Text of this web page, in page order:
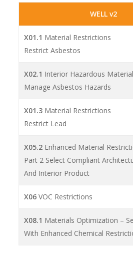
WELL v2
X01.1 Material Restrictions
Restrict Asbestos
X02.1 Interior Hazardous
Manage Asbestos Hazards
X01.3Material Restrictions
Restrict Lead
X05.2Enhanced Material
Part 2 Select Compliant
And Interior Product
X06VOC Restrictions
X08.1 Materials Optimization –
With Enhanced Chemical